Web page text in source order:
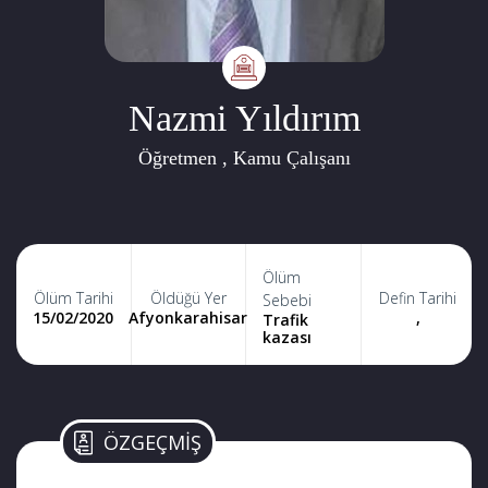
Nazmi Yıldırım
Öğretmen , Kamu Çalışanı
Ölüm Tarihi
15/02/2020
Öldüğü Yer
Afyonkarahisar
Ölüm
Sebebi
Trafik
kazası
Defin Tarihi
,
ÖZGEÇMİŞ